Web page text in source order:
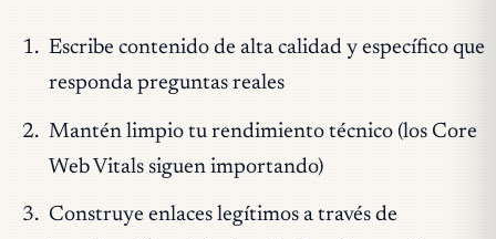
Escribe contenido de alta calidad y específico que
responda preguntas reales
Mantén limpio tu rendimiento técnico (los Core
Web Vitals siguen importando)
Construye enlaces legítimos a través de